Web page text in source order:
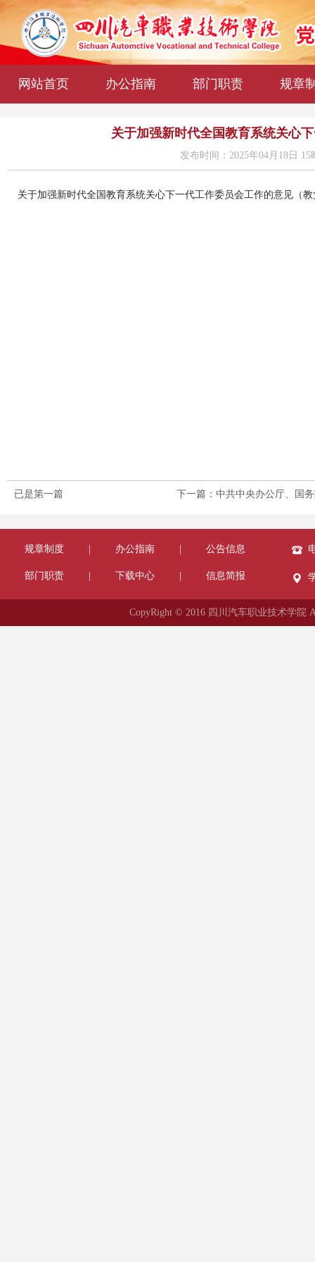
网站首页 办公指南 部门职责 规章
关于加强新时代全国教育系统关心
发布时间：2025年04月18日 15
关于加强新时代全国教育系统关心下一代工作委员会工作的意见（教
已是第一篇 下一篇：中共中央办公厅、国
规章制度 办公指南 公告信息
部门职责 下载中心 信息简报
CopyRight © 2016 四川汽车职业技术学